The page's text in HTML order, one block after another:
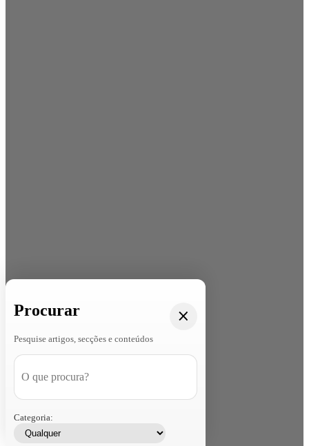
Procurar
Pesquise artigos, secções e conteúdos
Categoria: